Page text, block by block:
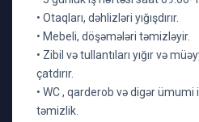
• Otaqları, dəhlizləri yığışdırır.
• Mebeli, döşəmələri təmizləyir.
• Zibil və tullantıları yığır və
çatdırır.
• WC , qarderob və digər
təmizlik.